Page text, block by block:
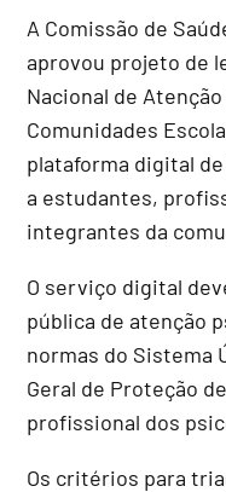
A Comissão de
aprovou projeto de
Nacional de
Comunidades
plataforma digital
a estudantes,
integrantes da
O serviço digital
pública de atenção
normas do Sistema
Geral de Proteção
profissional dos
Os critérios para